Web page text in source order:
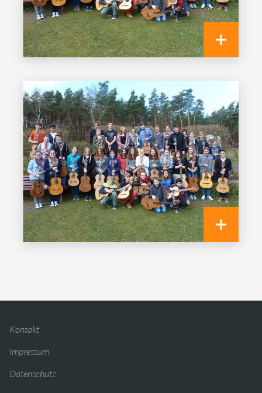
Kontakt
Impressum
Datenschutz